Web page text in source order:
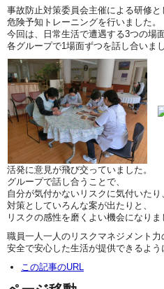
事故防止対策委員会主催による研修と
危険予知トレーニングを行いました。
今回は、日常生活で遭遇する3つの場
各グループで1場面ずつを話し合いまし
活発に意見が飛び交っていました。
グループで話し合うことで、
自分が気付かないリスクに気付いたり
対策としていろんな案が出たりと、
リスクの感性を磨くよい機会になりま
職員一人一人のリスクマネジメント力
安全で安心した生活が提供できるよう
この記事のURL